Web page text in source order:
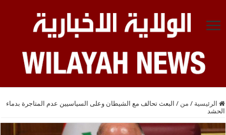
الرئيسية / من / البعث تحالف مع الشيطان وعلى السياسيين عدم المتاجرة بدماء
الحشد